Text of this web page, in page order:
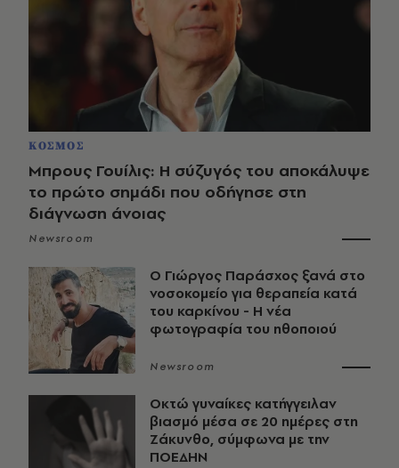
ΚΟΣΜΟΣ
Μπρους Γουίλις: Η σύζυγός του αποκάλυψε
το πρώτο σημάδι που οδήγησε στη
διάγνωση άνοιας
Newsroom
O Γιώργος Παράσχος ξανά στο
νοσοκομείο για θεραπεία κατά
του καρκίνου - Η νέα
φωτογραφία του ηθοποιού
Newsroom
Οκτώ γυναίκες κατήγγειλαν
βιασμό μέσα σε 20 ημέρες στη
Ζάκυνθο, σύμφωνα με την
ΠΟΕΔΗΝ